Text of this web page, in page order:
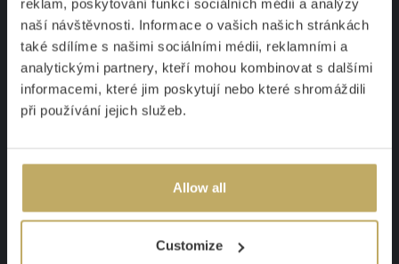
reklam, poskytování funkcí sociálních médií a analýzy
naší návštěvnosti. Informace o vašich našich stránkách
také sdílíme s našimi sociálními médii, reklamními a
analytickými partnery, kteří mohou kombinovat s dalšími
informacemi, které jim poskytují nebo které shromáždili
při používání jejich služeb.
Allow all
Customize
Jídelní nůž EMILIE
Neokázalá elegance